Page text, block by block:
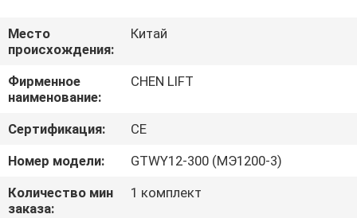
ЭКСКУРСИЯ
ПО
ЗАВОДУ
КОНТРОЛЬ
КАЧЕСТВА
Место
происхождения:
Китай
Фирменное
наименование:
CHEN LIFT
Сертификация:
CE
Номер модели:
GTWY12-300 (МЭ1200-3)
Количество мин
заказа:
1 комплект